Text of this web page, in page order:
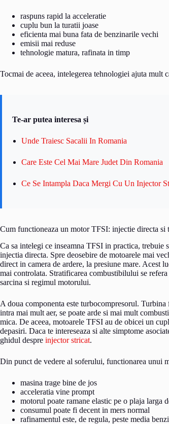
raspuns rapid la acceleratie
cuplu bun la turatii joase
eficienta mai buna fata de benzinarile vechi
emisii mai reduse
tehnologie matura, rafinata in timp
Tocmai de aceea, intelegerea tehnologiei ajuta
Te-ar putea interesa și
Unde Traiesc Sacalii In Romania
Care Este Cel Mai Mare Judet Din Romania
Ce Se Intampla Daca Mergi Cu Un Injector
Cum functioneaza un motor TFSI: injectie directa si
Ca sa intelegi ce inseamna TFSI in practica, trebuie
injectia directa. Spre deosebire de motoarele mai
direct in camera de ardere, la presiune mare. Acest
mai controlata. Stratificarea combustibilului se
sarcina si regimul motorului.
A doua componenta este turbocompresorul.
intra mai mult aer, se poate arde si mai mult
mica. De aceea, motoarele TFSI au de obicei un
depasiri. Daca te intereseaza si alte simptome
ghidul despre injector stricat.
Din punct de vedere al soferului, functionarea unui
masina trage bine de jos
acceleratia vine prompt
motorul poate ramane elastic pe o plaja larga
consumul poate fi decent in mers normal
rafinamentul este, de regula, peste media